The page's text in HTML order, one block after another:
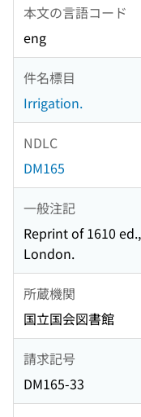
本文の言語コード
eng
件名標目
Irrigation.
NDLC
DM165
一般注記
Reprint of 1610
London.
所蔵機関
国立国会図書館
請求記号
DM165-33